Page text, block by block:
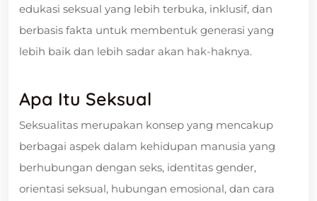
edukasi seksual yang lebih terbuka, inklusif, dan
berbasis fakta untuk membentuk generasi yang
lebih baik dan lebih sadar akan hak-haknya.
Apa Itu Seksual
Seksualitas merupakan konsep yang mencakup
berbagai aspek dalam kehidupan manusia yang
berhubungan dengan seks, identitas gender,
orientasi seksual, hubungan emosional, dan cara